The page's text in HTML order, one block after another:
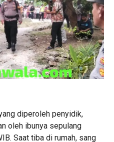
diperoleh penyidik,
oleh ibunya sepulang
Saat tiba di rumah, sang